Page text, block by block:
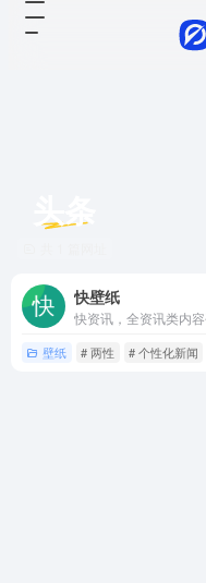
头条
快壁纸
壁纸 # 两性 # 个性化新闻